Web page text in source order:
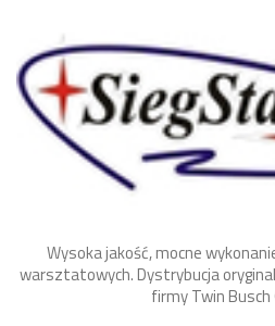
Wysoka jakość, mocne
warsztatowych. Dystrybucja
firmy Twin Busch